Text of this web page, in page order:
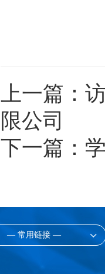
上一篇：
限公司
下一篇：
— 常用链接 —